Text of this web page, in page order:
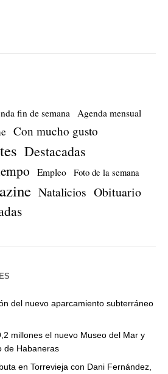
fin de semana Agenda mensual
Con mucho gusto
Destacadas
Empleo Foto de la semana
Natalicios Obituario
del nuevo aparcamiento subterráneo
millones el nuevo Museo del Mar y
de Habaneras
en Torrevieja con Dani Fernández,